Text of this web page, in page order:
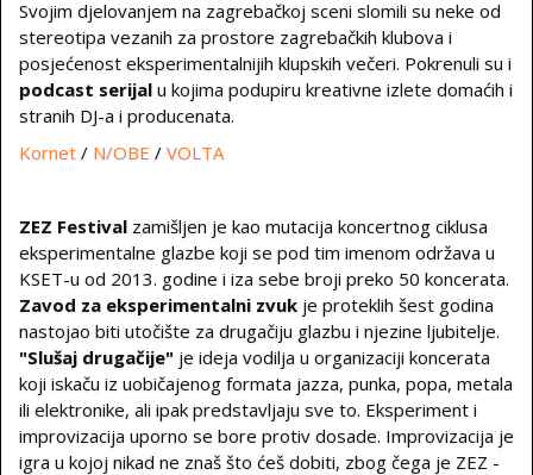
Svojim djelovanjem na zagrebačkoj sceni slomili su neke od
stereotipa vezanih za prostore zagrebačkih klubova i
posjećenost eksperimentalnijih klupskih večeri. Pokrenuli su i
podcast serijal u kojima podupiru kreativne izlete domaćih i
stranih DJ-a i producenata.
Kornet / N/OBE / VOLTA
ZEZ Festival zamišljen je kao mutacija koncertnog ciklusa
eksperimentalne glazbe koji se pod tim imenom održava u
KSET-u od 2013. godine i iza sebe broji preko 50 koncerata.
Zavod za eksperimentalni zvuk je proteklih šest godina
nastojao biti utočište za drugačiju glazbu i njezine ljubitelje.
"Slušaj drugačije" je ideja vodilja u organizaciji koncerata
koji iskaču iz uobičajenog formata jazza, punka, popa, metala
ili elektronike, ali ipak predstavljaju sve to. Eksperiment i
improvizacija uporno se bore protiv dosade. Improvizacija je
igra u kojoj nikad ne znaš što ćeš dobiti, zbog čega je ZEZ -